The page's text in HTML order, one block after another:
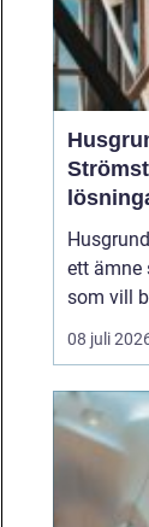
ett ämne
som vill
och
havet.
och
höga
08 juli